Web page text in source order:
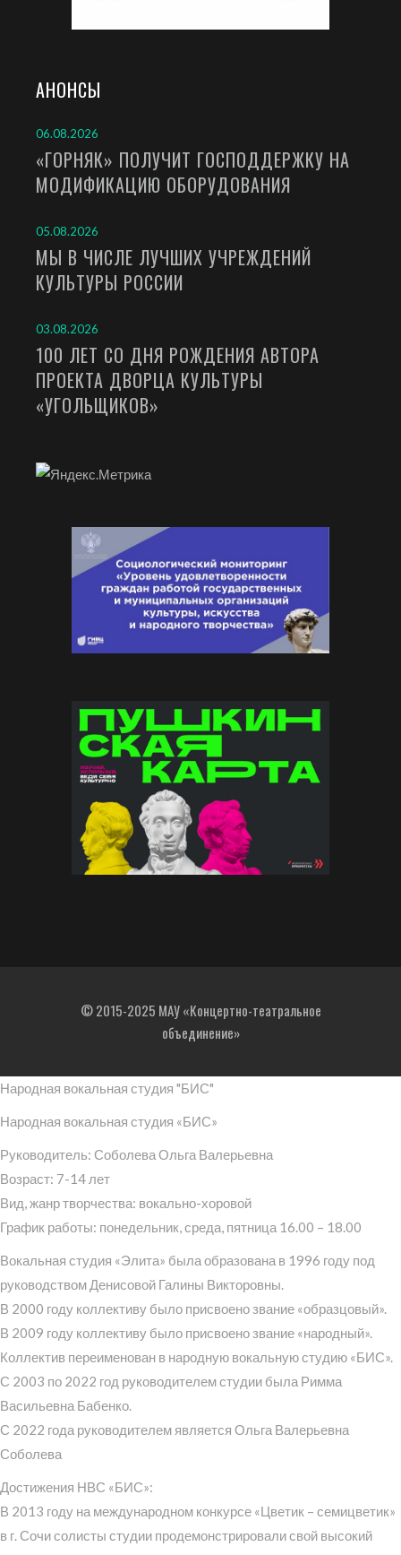
АНОНСЫ
06.08.2026
«ГОРНЯК» ПОЛУЧИТ ГОСПОДДЕРЖКУ НА
МОДИФИКАЦИЮ ОБОРУДОВАНИЯ
05.08.2026
МЫ В ЧИСЛЕ ЛУЧШИХ УЧРЕЖДЕНИЙ
КУЛЬТУРЫ РОССИИ
03.08.2026
100 ЛЕТ СО ДНЯ РОЖДЕНИЯ АВТОРА
ПРОЕКТА ДВОРЦА КУЛЬТУРЫ
«УГОЛЬЩИКОВ»
© 2015-2025 МАУ «Концертно-театральное
объединение»
Народная вокальная студия "БИС"
Народная вокальная студия «БИС»
Руководитель: Соболева Ольга Валерьевна
Возраст: 7-14 лет
Вид, жанр творчества: вокально-хоровой
График работы: понедельник, среда, пятница 16.00 – 18.00
Вокальная студия «Элита» была образована в 1996 году под
руководством Денисовой Галины Викторовны.
В 2000 году коллективу было присвоено звание «образцовый».
В 2009 году коллективу было присвоено звание «народный».
Коллектив переименован в народную вокальную студию «БИС».
С 2003 по 2022 год руководителем студии была Римма
Васильевна Бабенко.
С 2022 года руководителем является Ольга Валерьевна
Соболева
Достижения НВС «БИС»:
В 2013 году на международном конкурсе «Цветик – семицветик»
в г. Сочи солисты студии продемонстрировали свой высокий